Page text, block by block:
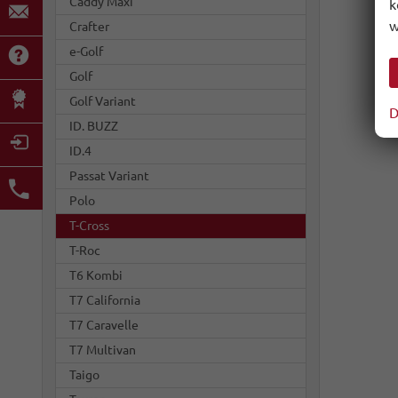
Crafter
e-Golf
Golf
Golf Variant
ID. BUZZ
ID.4
Passat Variant
Polo
T-Cross
T-Roc
T6 Kombi
T7 California
T7 Caravelle
T7 Multivan
Taigo